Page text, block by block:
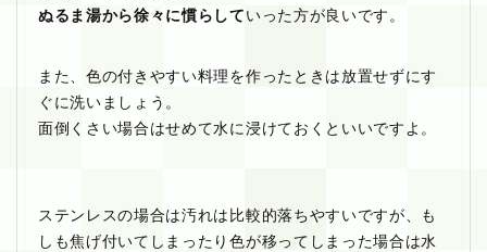
ぬるま湯から徐々に慣らしていった方が良いです。
また、色の付きやすい料理を作ったときは放置せずにす
ぐに洗いましょう。
面倒くさい場合はせめて水に浸けておくといいですよ。
ステンレスの場合は汚れは比較的落ちやすいですが、も
しも焦げ付いてしまったり色が移ってしまった場合は水